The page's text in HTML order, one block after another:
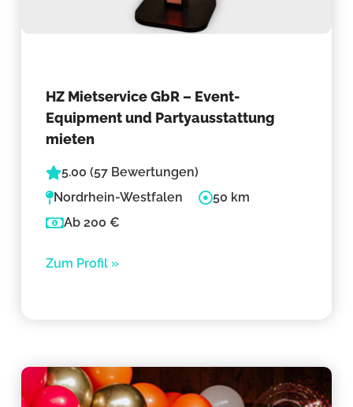
HZ Mietservice GbR – Event-
Equipment und Partyausstattung
mieten
5.00 (57 Bewertungen)
Nordrhein-Westfalen
50 km
Ab 200 €
Zum Profil »